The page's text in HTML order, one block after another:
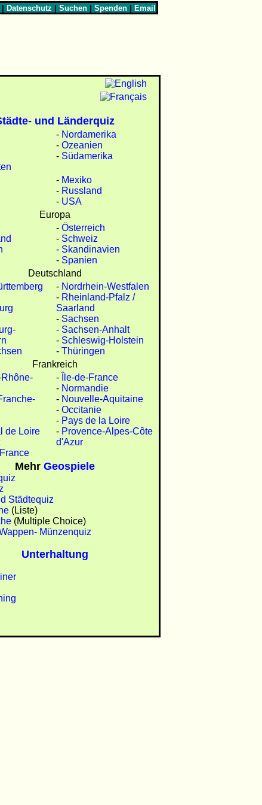
|Datenschutz |Suchen |Spenden |Email
und Länderquiz
- Nordamerika
- Ozeanien
- Südamerika
- Mexiko
- Russland
- USA
Europa
- Österreich
- Schweiz
- Skandinavien
- Spanien
Deutschland
- Nordrhein-Westfalen
- Rheinland-Pfalz /
Saarland
- Sachsen
- Sachsen-Anhalt
- Schleswig-Holstein
- Thüringen
Frankreich
de Loire
-
Île-de-France
- Normandie
- Nouvelle-Aquitaine
- Occitanie
- Pays de la Loire
- Provence-Alpes-Côte
d'Azur
Mehr Geospiele
Städtequiz
(Liste)
(Multiple Choice)
Münzenquiz
Unterhaltung